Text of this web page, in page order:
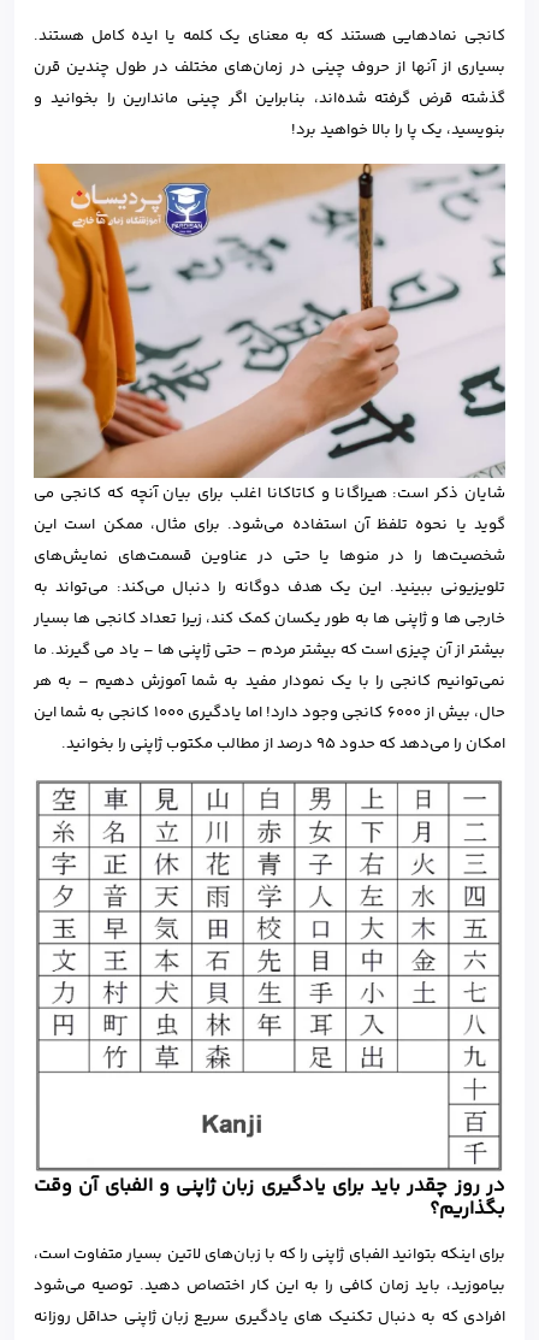
کانجی نمادهایی هستند که به معنای یک کلمه یا ایده کامل هستند.
بسیاری از آنها از حروف چینی در زمان‌های مختلف در طول چندین قرن
گذشته قرض گرفته شده‌اند، بنابراین اگر چینی ماندارین را بخوانید و
بنویسید، یک پا را بالا خواهید برد!
شایان ذکر است: هیراگانا و کاتاکانا اغلب برای بیان آنچه که کانجی می
گوید یا نحوه تلفظ آن استفاده می‌شود. برای مثال، ممکن است این
شخصیت‌ها را در منوها یا حتی در عناوین قسمت‌های نمایش‌های
تلویزیونی ببینید. این یک هدف دوگانه را دنبال می‌کند: می‌تواند به
خارجی ها و ژاپنی ها به طور یکسان کمک کند، زیرا تعداد کانجی ها بسیار
بیشتر از آن چیزی است که بیشتر مردم – حتی ژاپنی ها – یاد می گیرند. ما
نمی‌توانیم کانجی را با یک نمودار مفید به شما آموزش دهیم – به هر
حال، بیش از 6000 کانجی وجود دارد! اما یادگیری 1000 کانجی به شما این
امکان را می‌دهد که حدود 95 درصد از مطالب مکتوب ژاپنی را بخوانید.
در روز چقدر باید برای یادگیری زبان ژاپنی و الفبای آن وقت
بگذاریم؟
برای اینکه بتوانید الفبای ژاپنی را که با زبان‌های لاتین بسیار متفاوت است،
بیاموزید، باید زمان کافی را به این کار اختصاص دهید. توصیه می‌شود
افرادی که به دنبال تکنیک های یادگیری سریع زبان ژاپنی حداقل روزانه